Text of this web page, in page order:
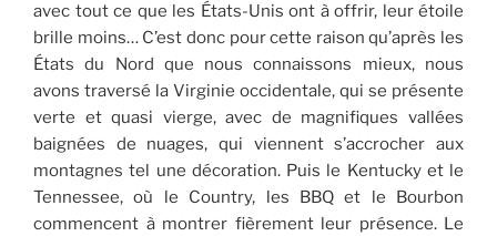
avec tout ce que les États-Unis ont à offrir, leur étoile
brille moins… C’est donc pour cette raison qu’après les
États du Nord que nous connaissons mieux, nous
avons traversé la Virginie occidentale, qui se présente
verte et quasi vierge, avec de magnifiques vallées
baignées de nuages, qui viennent s’accrocher aux
montagnes tel une décoration. Puis le Kentucky et le
Tennessee, où le Country, les BBQ et le Bourbon
commencent à montrer fièrement leur présence. Le